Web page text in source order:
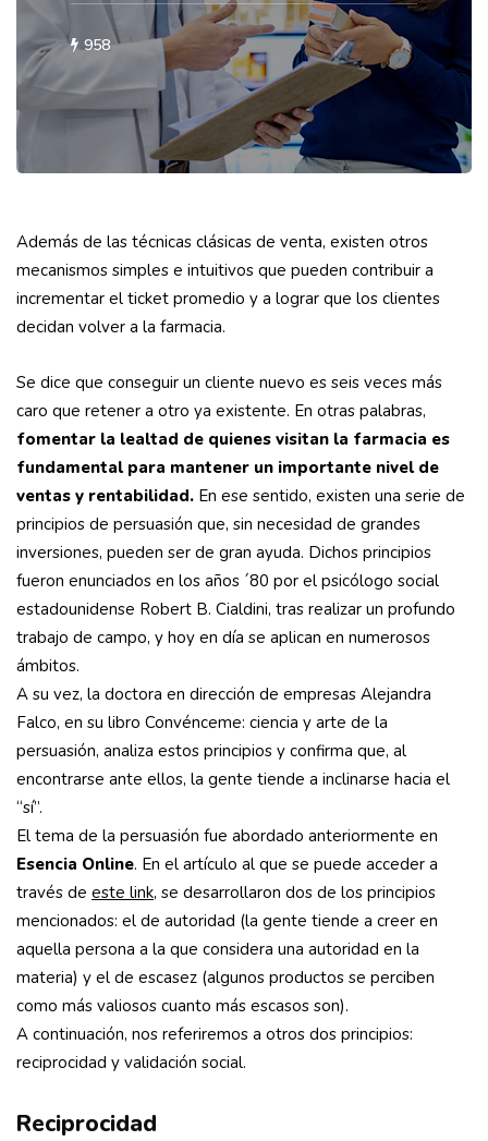
958
Además de las técnicas clásicas de venta, existen otros
mecanismos simples e intuitivos que pueden contribuir a
incrementar el ticket promedio y a lograr que los clientes
decidan volver a la farmacia.
Se dice que conseguir un cliente nuevo es seis veces más
caro que retener a otro ya existente. En otras palabras,
fomentar la lealtad de quienes visitan la farmacia es
fundamental para mantener un importante nivel de
ventas y rentabilidad. En ese sentido, existen una serie de
principios de persuasión que, sin necesidad de grandes
inversiones, pueden ser de gran ayuda. Dichos principios
fueron enunciados en los años ´80 por el psicólogo social
estadounidense Robert B. Cialdini, tras realizar un profundo
trabajo de campo, y hoy en día se aplican en numerosos
ámbitos.
A su vez, la doctora en dirección de empresas Alejandra
Falco, en su libro Convénceme: ciencia y arte de la
persuasión, analiza estos principios y confirma que, al
encontrarse ante ellos, la gente tiende a inclinarse hacia el
“sí”.
El tema de la persuasión fue abordado anteriormente en
Esencia Online. En el artículo al que se puede acceder a
través de este link, se desarrollaron dos de los principios
mencionados: el de autoridad (la gente tiende a creer en
aquella persona a la que considera una autoridad en la
materia) y el de escasez (algunos productos se perciben
como más valiosos cuanto más escasos son).
A continuación, nos referiremos a otros dos principios:
reciprocidad y validación social.
Reciprocidad